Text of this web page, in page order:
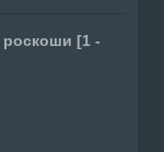
[1 -